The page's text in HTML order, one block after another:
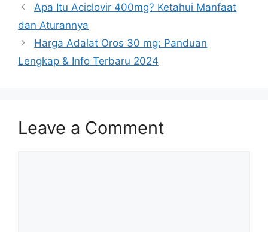
Apa Itu Aciclovir 400mg? Ketahui Manfaat
dan Aturannya
Harga Adalat Oros 30 mg: Panduan
Lengkap & Info Terbaru 2024
Leave a Comment